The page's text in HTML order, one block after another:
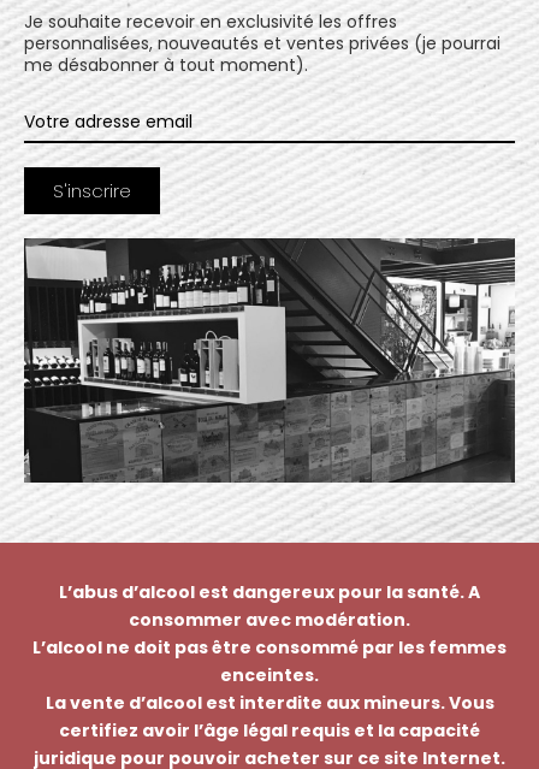
Je souhaite recevoir en exclusivité les offres
personnalisées, nouveautés et ventes privées (je pourrai
me désabonner à tout moment).
L’abus d’alcool est dangereux pour la santé. A
consommer avec modération.
L’alcool ne doit pas être consommé par les femmes
enceintes.
La vente d’alcool est interdite aux mineurs. Vous
certifiez avoir l’âge légal requis et la capacité
juridique pour pouvoir acheter sur ce site Internet.